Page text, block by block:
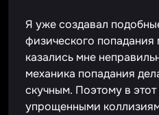
Я уже создавал
физического
казались мне
механика попадания
скучным. Поэтому в этот
упрощенными